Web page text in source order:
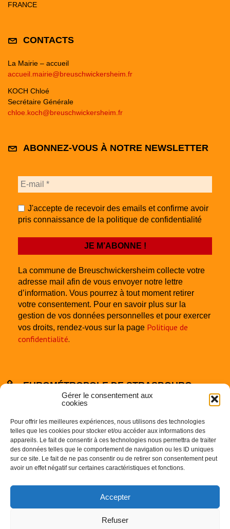
Gérer le consentement aux
cookies
Pour offrir les meilleures expériences, nous utilisons des technologies
telles que les cookies pour stocker et/ou accéder aux informations des
appareils. Le fait de consentir à ces technologies nous permettra de traiter
des données telles que le comportement de navigation ou les ID uniques
sur ce site. Le fait de ne pas consentir ou de retirer son consentement peut
avoir un effet négatif sur certaines caractéristiques et fonctions.
Accepter
Refuser
FRANCE
CONTACTS
La Mairie – accueil
accueil.mairie@breuschwickersheim.fr
KOCH Chloé
Secrétaire Générale
chloe.koch@breuschwickersheim.fr
ABONNEZ-VOUS À NOTRE NEWSLETTER
J'accepte de recevoir des emails et confirme avoir
pris connaissance de la politique de confidentialité
La commune de Breuschwickersheim collecte votre
adresse mail afin de vous envoyer notre lettre
d’information. Vous pourrez à tout moment retirer
votre consentement. Pour en savoir plus sur la
gestion de vos données personnelles et pour exercer
vos droits, rendez-vous sur la page Politique de
confidentialité.
EUROMÉTROPOLE DE STRASBOURG
Centre Administratif
67000 STRASBOURG